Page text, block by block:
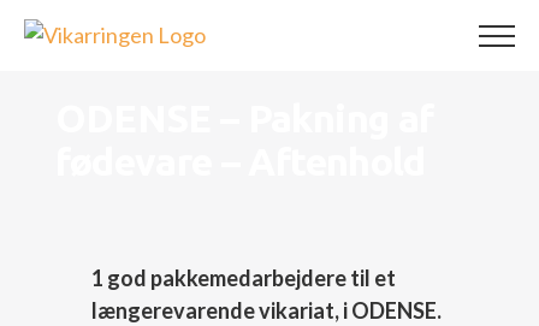
Skip
1 god pakkemedarbejdere til et
længerevarende vikariat, i ODENSE.